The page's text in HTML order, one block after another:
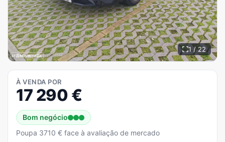
1 / 22
À VENDA POR
17 290 €
Bom negócio
Poupa 3710 € face à avaliação de mercado